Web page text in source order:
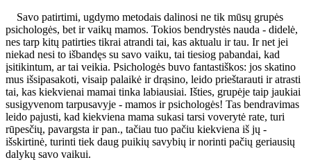
Savo patirtimi, ugdymo metodais dalinosi ne tik mūsų grupės
psichologės, bet ir vaikų mamos. Tokios bendrystės nauda - didelė,
nes tarp kitų patirties tikrai atrandi tai, kas aktualu ir tau. Ir net jei
niekad nesi to išbandęs su savo vaiku, tai tiesiog pabandai, kad
įsitikintum, ar tai veikia. Psichologės buvo fantastiškos: jos skatino
mus išsipasakoti, visaip palaikė ir drąsino, leido prieštarauti ir atrasti
tai, kas kiekvienai mamai tinka labiausiai. Išties, grupėje taip jaukiai
susigyvenom tarpusavyje - mamos ir psichologės! Tas bendravimas
leido pajusti, kad kiekviena mama sukasi tarsi voverytė rate, turi
rūpesčių, pavargsta ir pan., tačiau tuo pačiu kiekviena iš jų -
išskirtinė, turinti tiek daug puikių savybių ir norinti pačių geriausių
dalykų savo vaikui.